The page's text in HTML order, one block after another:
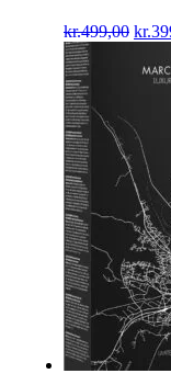
kr.499,00 kr.